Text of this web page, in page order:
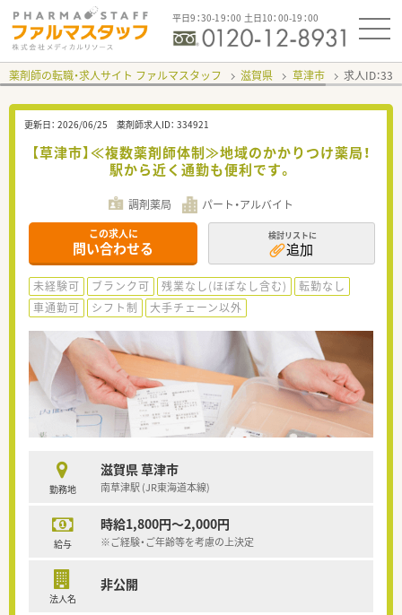
平日9：30-19：00 土日10：00-19：00
薬剤師の転職・求人サイト ファルマスタッフ 滋賀県 草津市 求人ID：
更新日： 2026/06/25 薬剤師求人ID： 334921
【草津市】≪複数薬剤師体制≫地域のかかりつけ薬局！
駅から近く通勤も便利です。
調剤薬局 パート・アルバイト
この求人に
問い合わせる
検討リストに
追加
未経験可 ブランク可 残業なし(ほぼなし含む)
転勤なし
車通勤可
シフト制 大手チェーン以外
勤務地
滋賀県 草津市
南草津駅 (JR東海道本線)
給与
時給1,800円～2,000円
※ご経験・ご年齢等を考慮の上決定
法人名
非公開